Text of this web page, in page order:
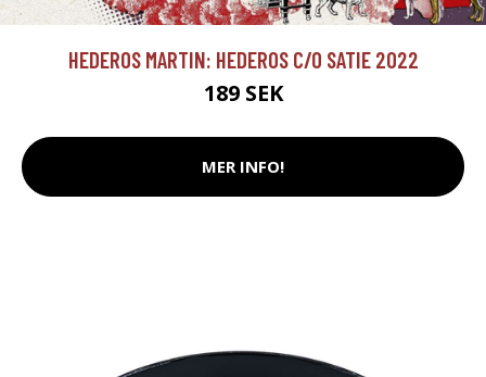
HEDEROS MARTIN: HEDEROS C/O SATIE 2022
189 SEK
MER INFO!